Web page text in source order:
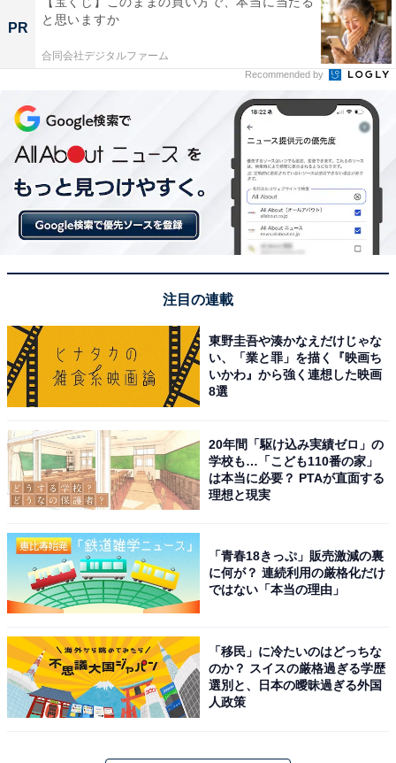
トなどが行われた。その後、初便の利用客が搭乗し、定
刻の18時55分よりやや遅れて19時13分にシドニーへ向け
て出発した。
治安面で安心、日本人旅行者の「オセアニア人
気」
PR
と思いますか
合同会社デジタルファーム
Recommended by
注目の連載
東野圭吾や湊かなえだけじゃな
い、「業と罪」を描く『映画ち
いかわ』から強く連想した映画
8選
20年間「駆け込み実績ゼロ」の
学校も…「こども110番の家」
は本当に必要？ PTAが直面する
理想と現実
「青春18きっぷ」販売激減の裏
に何が？ 連続利用の厳格化だけ
ではない「本当の理由」
「移民」に冷たいのはどっちな
のか？ スイスの厳格過ぎる学歴
選別と、日本の曖昧過ぎる外国
人政策